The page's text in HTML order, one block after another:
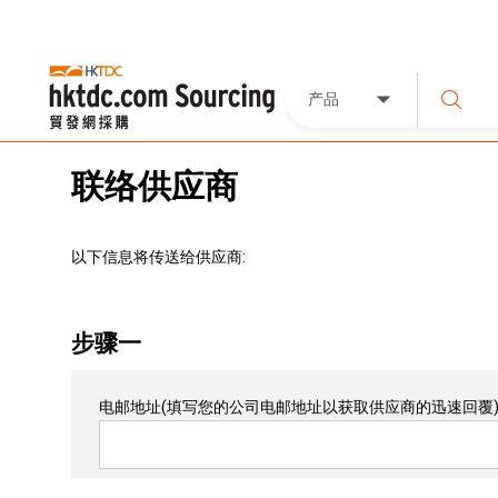
产品
联络供应商
以下信息将传送给供应商:
步骤一
电邮地址(填写您的公司电邮地址以获取供应商的迅速回覆)